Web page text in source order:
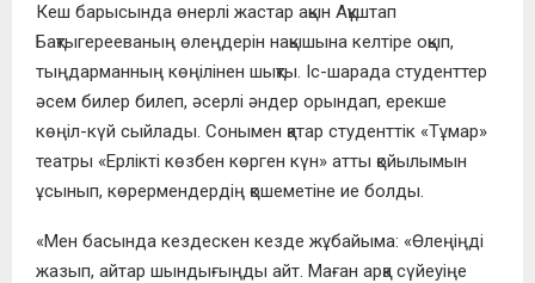
Кеш барысында өнерлі жастар ақын Ақұштап
Бақтыгерееваның өлеңдерін нақышына келтіре оқып,
тыңдарманның көңілінен шықты. Іс-шарада студенттер
әсем билер билеп, әсерлі әндер орындап, ерекше
көңіл-күй сыйлады. Сонымен қатар студенттік «Тұмар»
театры «Ерлікті көзбен көрген күн» атты қойылымын
ұсынып, көрермендердің қошеметіне ие болды.
«Мен басында кездескен кезде жұбайыма: «Өлеңіңді
жазып, айтар шындығыңды айт. Маған арқа сүйеуіңе